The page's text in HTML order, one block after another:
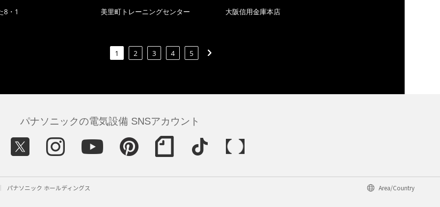
8・1 美里町トレーニングセンター 大阪信用金庫本店
1 2 3 4 5
パナソニックの電気設備 SNSアカウント
パナソニック ホールディングス Area/Country